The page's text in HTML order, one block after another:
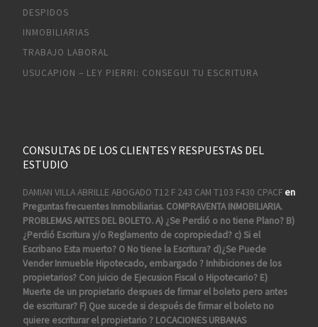
DESPIDOS
INMOBILIARIAS
TRABAJO LABORAL
USUCAPION – LEY PIERRI: CONSEGUI TU ESCRITURA
CONSULTAS DE LOS CLIENTES Y RESPUESTAS DEL
ESTUDIO
DAMIAN VILLA ABRILLE ABOGADO T12 F 243 CAM T103 F430 CPACFen
Preguntas frecuentes Inmobiliarias. COMPRAVENTA INMOBILIARIA.
PROBLEMAS ANTES DEL BOLETO. A) ¿Se Perdió o no tiene Plano? B)
¿Perdió Escritura y/o Reglamento de copropiedad? c) Si el
Escribano Esta muerto? O No tiene la Escritura? d)¿Se Puede
Vender Inmueble Hipotecado, embargado ? Inhibiciones de los
propietarios? Con juicio de Ejecusion Fiscal o Hipotecario? E)
Muerte de un propietario despues de firmar el boleto pero antes
de escriturar? F) Que sucede si después de firmar el boleto no
quiere escriturar el propietario ? LOCACIONES URBANAS